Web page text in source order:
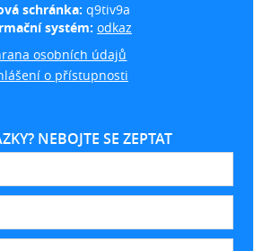
schránka: q9tiv9a
systém: odkaz
osobních údajů
o přístupnosti
NEBOJTE SE ZEPTAT